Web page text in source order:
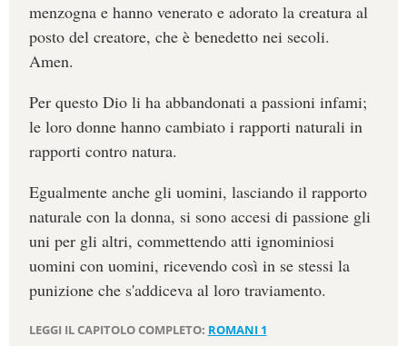
menzogna e hanno venerato e adorato la creatura al
posto del creatore, che è benedetto nei secoli.
Amen.
Per questo Dio li ha abbandonati a passioni infami;
le loro donne hanno cambiato i rapporti naturali in
rapporti contro natura.
Egualmente anche gli uomini, lasciando il rapporto
naturale con la donna, si sono accesi di passione gli
uni per gli altri, commettendo atti ignominiosi
uomini con uomini, ricevendo così in se stessi la
punizione che s'addiceva al loro traviamento.
LEGGI IL CAPITOLO COMPLETO: ROMANI 1